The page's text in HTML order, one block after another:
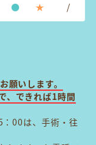
● ★ /
願いします。
、できれば1時間
00は、手術・往